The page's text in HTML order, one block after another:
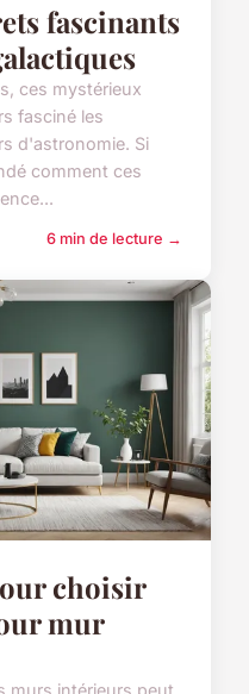
fascinants
ces mystérieux
fasciné les
d'astronomie. Si
comment ces
6 min de lecture →
choisir
mur
murs intérieurs peut